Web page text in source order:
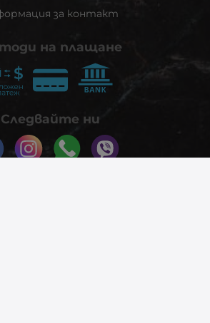
за контакт
на плащане
Следвайте ни